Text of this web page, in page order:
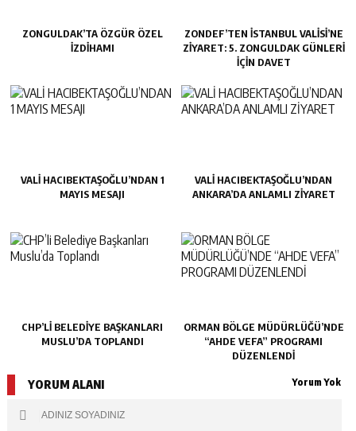
ZONGULDAK’TA ÖZGÜR ÖZEL
İZDIHAMI
ZONDEF’TEN İSTANBUL VALISI’NE
ZIYARET: 5. ZONGULDAK GÜNLERI
İÇIN DAVET
VALİ HACIBEKTAŞOĞLU’NDAN 1
MAYIS MESAJI
VALİ HACIBEKTAŞOĞLU’NDAN
ANKARA’DA ANLAMLI ZİYARET
CHP’LI BELEDIYE BAŞKANLARI
MUSLU’DA TOPLANDI
ORMAN BÖLGE MÜDÜRLÜĞÜ’NDE
“AHDE VEFA” PROGRAMI
DÜZENLENDİ
YORUM ALANI Yorum Yok